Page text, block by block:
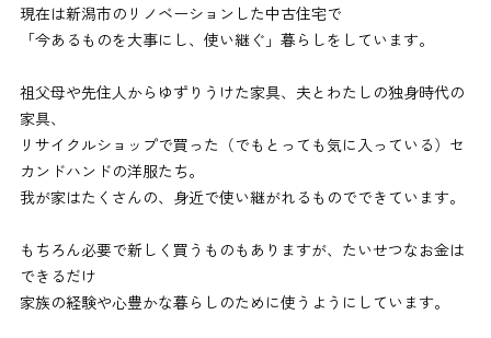
現在は新潟市のリノベーションした中古住宅で
「今あるものを大事にし、使い継ぐ」暮らしをしています。
祖父母や先住人からゆずりうけた家具、夫とわたしの独身時代の
家具、
リサイクルショップで買った（でもとっても気に入っている）セ
カンドハンドの洋服たち。
我が家はたくさんの、身近で使い継がれるものでできています。
もちろん必要で新しく買うものもありますが、たいせつなお金は
できるだけ
家族の経験や心豊かな暮らしのために使うようにしています。